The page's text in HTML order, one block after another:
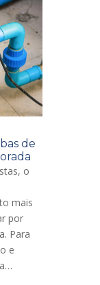
de
o
mais
por
Para
e